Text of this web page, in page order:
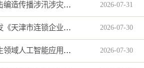
公安机关持续严厉打击编造传播涉汛涉灾网络谣言 2026-07-31
市市场监管委关于印发《天津市连锁企业食品经营许可“先证后核”信用承诺审批实施办法》的通知 2026-07-30
黑龙江：出台医疗卫生领域人工智能应用工作实施方案 2026-07-30